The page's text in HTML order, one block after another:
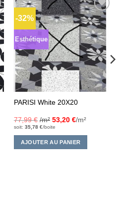
-32%
Esthétique
Ajouter
à la liste
d’envies
PARISI White 20X20
77,99€ /m² 53,20 €/m²
soit: 35,78 €/boite
AJOUTER AU PANIER